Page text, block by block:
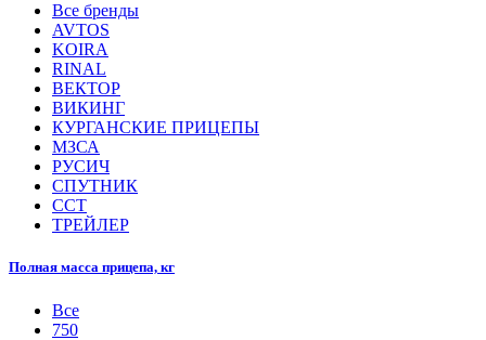
Все бренды
AVTOS
KOIRA
RINAL
ВЕКТОР
ВИКИНГ
КУРГАНСКИЕ ПРИЦЕПЫ
МЗСА
РУСИЧ
СПУТНИК
ССТ
ТРЕЙЛЕР
Полная масса прицепа, кг
Все
750